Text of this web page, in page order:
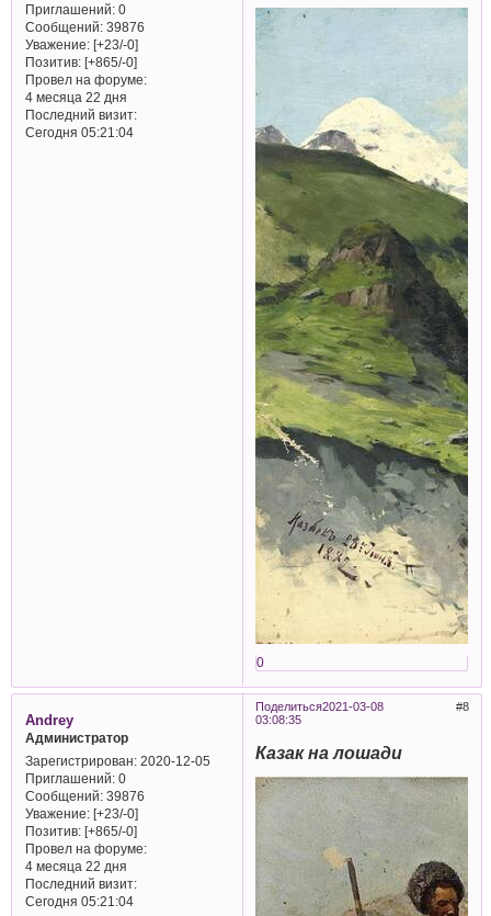
Приглашений:0
Сообщений:39876
Уважение: [+23/-0]
Позитив: [+865/-0]
Провел на форуме:
4 месяца 22 дня
Последний визит:
Сегодня 05:21:04
0
Поделиться 8
2021-03-08
03:08:35
Andrey
Администратор
Зарегистрирован: 2020-12-05
Приглашений:0
Сообщений:39876
Уважение: [+23/-0]
Позитив: [+865/-0]
Провел на форуме:
4 месяца 22 дня
Последний визит:
Сегодня 05:21:04
Казак на лошади